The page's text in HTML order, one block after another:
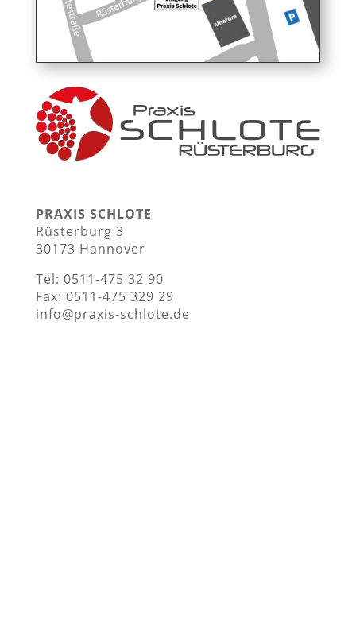
PRAXIS SCHLOTE
Rüsterburg 3
30173 Hannover
Tel: 0511-475 32 90
Fax: 0511-475 329 29
info@praxis-schlote.de